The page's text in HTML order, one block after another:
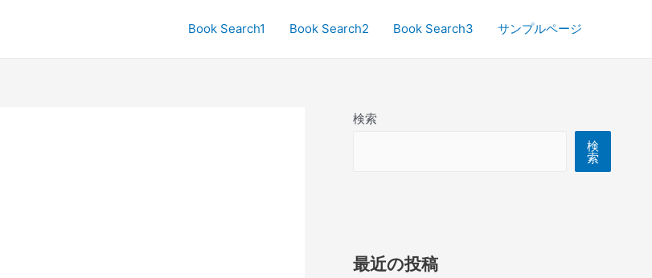
Book Search1 Book Search2 Book Search3 サンプルページ
検索
検
索
最近の投稿